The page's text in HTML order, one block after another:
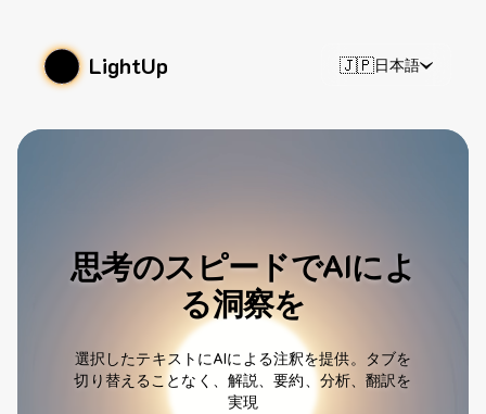
LightUp 🇯🇵日本語
思考のスピードでAIによ
る洞察を
選択したテキストにAIによる注釈を提供。タブを
切り替えることなく、解説、要約、分析、翻訳を
実現